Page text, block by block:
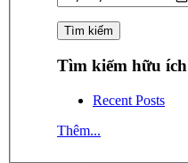
Tìm kiếm hữu ích
Recent Posts
Thêm...